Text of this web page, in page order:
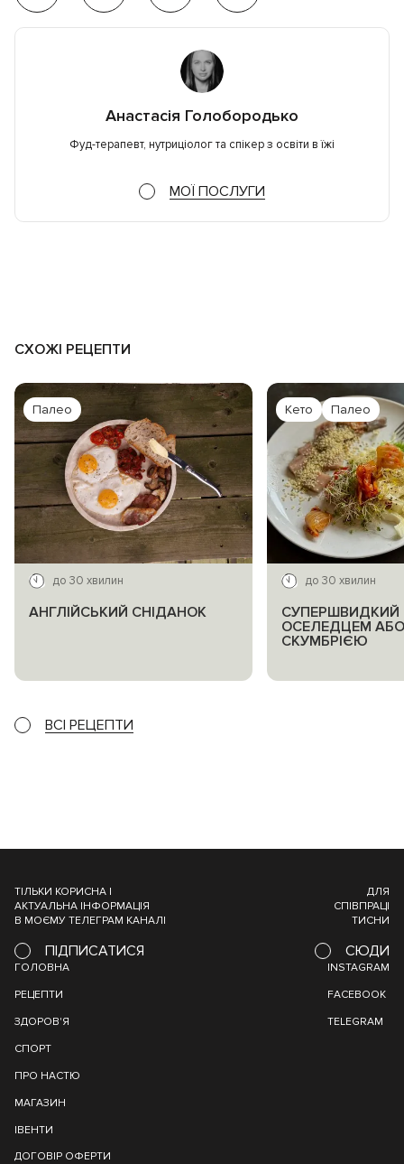
Анастасія Голобородько
Фуд-терапевт, нутриціолог та спікер з освіти в їжі
МОЇ ПОСЛУГИ
СХОЖІ РЕЦЕПТИ
Палео
до 30 хвилин
АНГЛІЙСЬКИЙ СНІДАНОК
Кето Палео
до 30 хвилин
СУПЕРШВИДКИЙ
ОСЕЛЕДЦЕМ АБО
СКУМБРІЄЮ
ВСІ РЕЦЕПТИ
ТІЛЬКИ КОРИСНА І
АКТУАЛЬНА ІНФОРМАЦІЯ
В МОЄМУ ТЕЛЕГРАМ КАНАЛІ
ПІДПИСАТИСЯ
ДЛЯ
СПІВПРАЦІ
ТИСНИ
СЮДИ
ГОЛОВНА
РЕЦЕПТИ
ЗДОРОВ'Я
СПОРТ
ПРО НАСТЮ
МАГАЗИН
ІВЕНТИ
ДОГОВІР ОФЕРТИ
INSTAGRAM
FACEBOOK
TELEGRAM